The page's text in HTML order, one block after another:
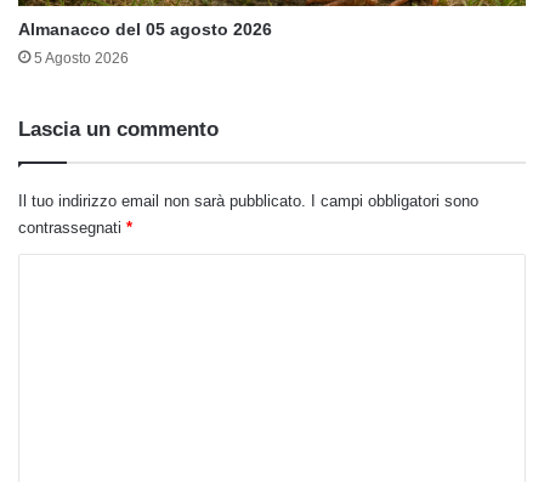
Almanacco del 05 agosto 2026
5 Agosto 2026
Lascia un commento
Il tuo indirizzo email non sarà pubblicato. I campi obbligatori sono
contrassegnati *